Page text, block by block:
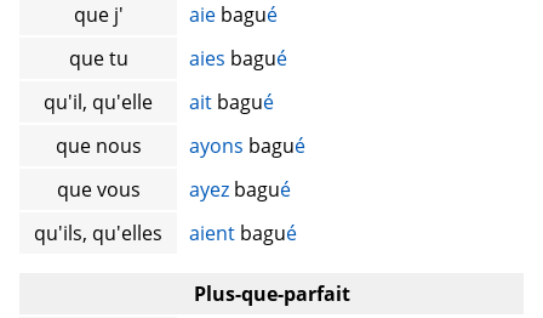
que j'
aie bagué
que tu
aies bagué
qu'il, qu'elle
ait bagué
que nous
ayons bagué
que vous
ayez bagué
qu'ils, qu'elles
aient bagué
Plus-que-parfait